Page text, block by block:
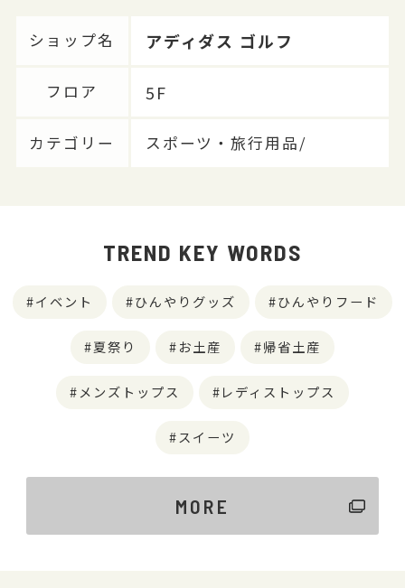
ショップ名 アディダス ゴルフ
フロア 5F
カテゴリー スポーツ・旅行用品/
TREND KEY WORDS
イベント ひんやりグッズ ひんやりフード
夏祭り お土産 帰省土産
メンズトップス レディストップス
スイーツ
MORE